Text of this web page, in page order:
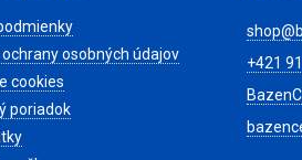
osobných údajov
cookies
poriadok
shop@
+421